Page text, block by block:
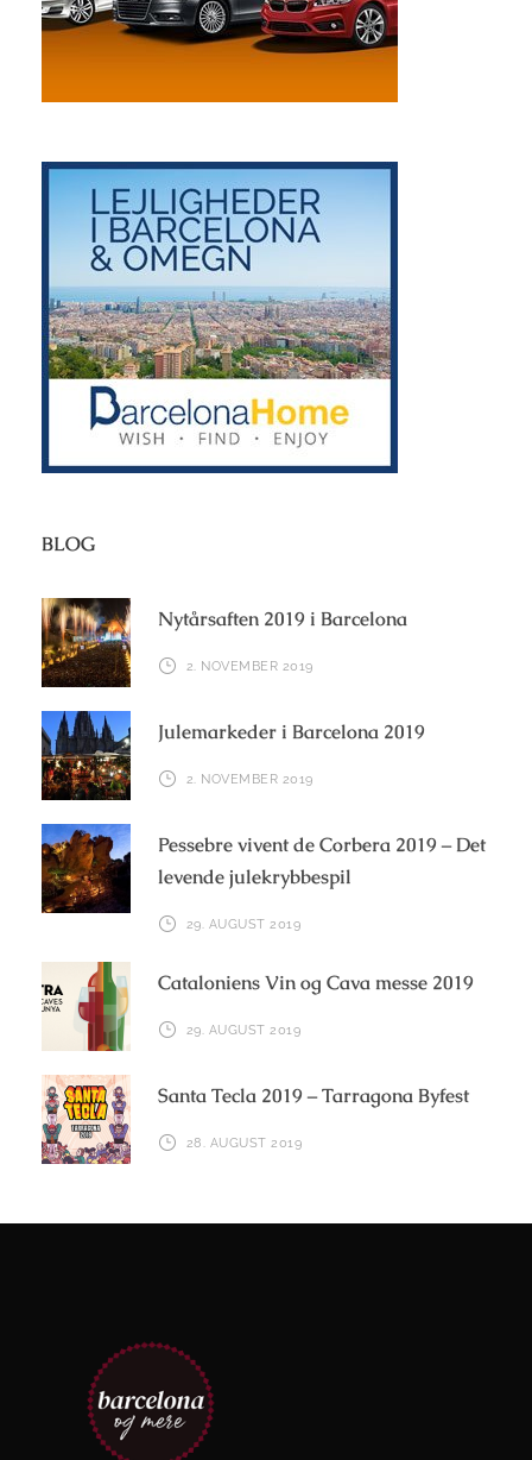
BLOG
Nytårsaften 2019 i Barcelona
2. NOVEMBER 2019
Julemarkeder i Barcelona 2019
2. NOVEMBER 2019
Pessebre vivent de Corbera 2019 – Det
levende julekrybbespil
29. AUGUST 2019
Cataloniens Vin og Cava messe 2019
29. AUGUST 2019
Santa Tecla 2019 – Tarragona Byfest
28. AUGUST 2019